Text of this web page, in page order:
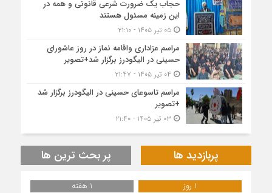
حجاب یک ضرورت شرعی قانونی و همه در
این زمینه مسئول هستند
۰۵ تیر ۱۴۰۵ - ۲۱:۱۰
مراسم عزاداری واقامه نماز در روز عاشورای
حسینی در الیگودرز برگزار شد+تصویر
مراسم تاسوعای حسینی در الیگودرز برگزار شد
+تصویر
پربازدید ها پر بحث ترین ها
1 روز
1 هفته